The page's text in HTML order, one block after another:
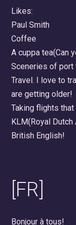
Likes:
Paul Smith
Coffee
A cuppa tea(Can
Sceneries of port
Travel. I love to
are getting older!
Taking flights
KLM(Royal Dutch
British English!
[FR]
Bonjour à tous!